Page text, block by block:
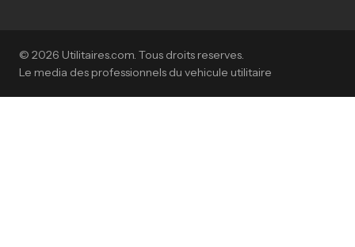
© 2026 Utilitaires.com. Tous droits reserves.
Le media des professionnels du vehicule utilitaire